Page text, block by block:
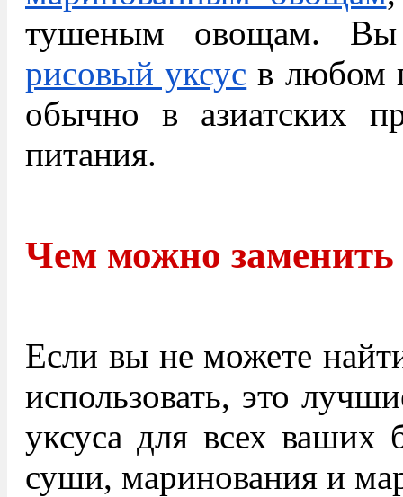
тушеным овощам. Вы
рисовый уксус в любом
обычно в азиатских
питания.
Чем можно заменить
Если вы не можете
использовать, это
уксуса для всех ваших
суши, маринования и